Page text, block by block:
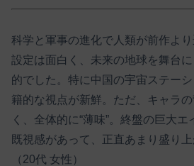
科学と軍事の進化で人類が前作よ
設定は面白く、未来の地球を舞台
的でした。特に中国の宇宙ステー
籍的な視点が新鮮。ただ、キャラ
く、全体的に“薄味”。終盤の巨大
既視感があって、正直あまり盛り上
（20代 女性）